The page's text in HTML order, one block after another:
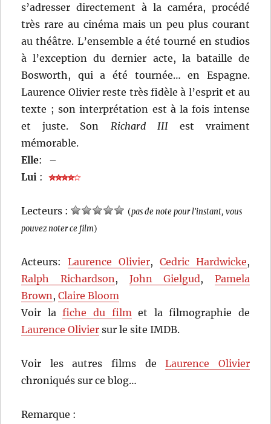
s’adresser directement à la caméra, procédé
très rare au cinéma mais un peu plus courant
au théâtre. L’ensemble a été tourné en studios
à l’exception du dernier acte, la bataille de
Bosworth, qui a été tournée… en Espagne.
Laurence Olivier reste très fidèle à l’esprit et au
texte ; son interprétation est à la fois intense
et juste. Son Richard IIIest vraiment
mémorable.
Elle:
–
Lui :
Lecteurs : (pas de note pour l'instant, vous
pouvez noter ce film)
Acteurs:Laurence Olivier, Cedric Hardwicke,
Ralph Richardson , John Gielgud, Pamela
Brown ,Claire Bloom
Voir lafiche du film et la filmographie de
Laurence Olivier sur le site IMDB.
Voir les autres films deLaurence Olivier
chroniqués sur ce blog…
Remarque :